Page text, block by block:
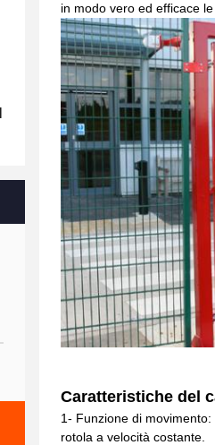
in modo vero ed efficace
Caratteristiche del
1- Funzione di
rotola a velocità costante.